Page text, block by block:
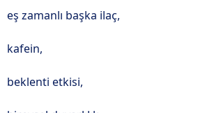
eş zamanlı başka ilaç,
kafein,
beklenti etkisi,